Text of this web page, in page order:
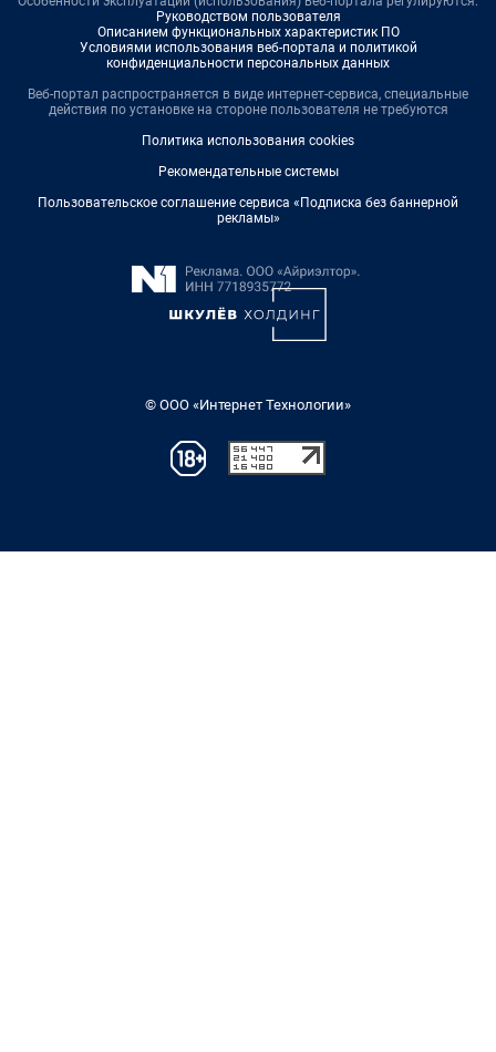
Руководством пользователя
Описанием функциональных характеристик ПО
Условиями использования веб-портала и политикой
конфиденциальности персональных данных
Веб-портал распространяется в виде интернет-сервиса, специальные
действия по установке на стороне пользователя не требуются
Политика использования cookies
Рекомендательные системы
Пользовательское соглашение сервиса «Подписка без баннерной
рекламы»
© ООО «Интернет Технологии»